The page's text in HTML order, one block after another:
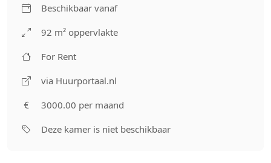
Beschikbaar vanaf
92 m² oppervlakte
For Rent
via Huurportaal.nl
3000.00 per maand
Deze kamer is niet beschikbaar